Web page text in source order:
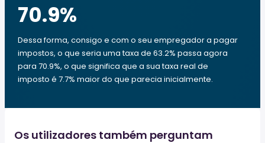
70.9%
Dessa forma, consigo e com o seu empregador a pagar
impostos, o que seria uma taxa de 63.2% passa agora
para 70.9%, o que significa que a sua taxa real de
imposto é 7.7% maior do que parecia inicialmente.
Os utilizadores também perguntam